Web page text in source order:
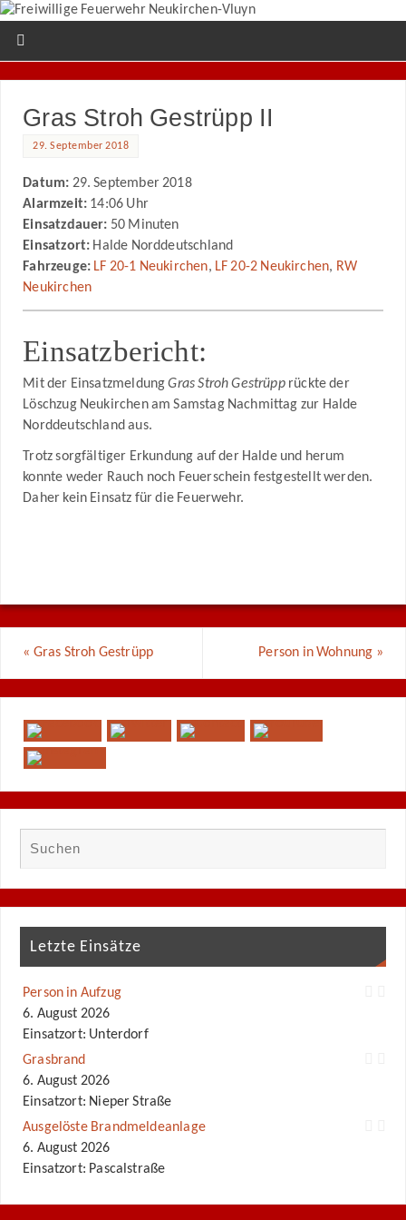
Gras Stroh Gestrüpp II
29. September 2018
Datum: 29. September 2018
Alarmzeit: 14:06 Uhr
Einsatzdauer: 50 Minuten
Einsatzort: Halde Norddeutschland
Fahrzeuge: LF 20-1 Neukirchen, LF 20-2 Neukirchen, RW
Neukirchen
Einsatzbericht:
Mit der EinsatzmeldungGras Stroh Gestrüpprückte der
Löschzug Neukirchen am Samstag Nachmittag zur Halde
Norddeutschland aus.
Trotz sorgfältiger Erkundung auf der Halde und herum
konnte weder Rauch noch Feuerschein festgestellt werden.
Daher kein Einsatz für die Feuerwehr.
« Gras Stroh Gestrüpp Person in Wohnung »
Letzte Einsätze
Person in Aufzug
6. August 2026
Einsatzort: Unterdorf
Grasbrand
6. August 2026
Einsatzort: Nieper Straße
Ausgelöste Brandmeldeanlage
6. August 2026
Einsatzort: Pascalstraße